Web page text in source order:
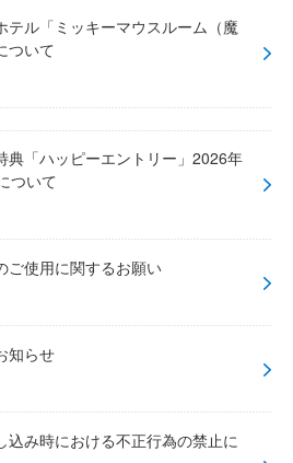
テル「ミッキーマウスルーム（魔
ついて
典「ハッピーエントリー」2026年
ついて
ご使用に関するお願い
知らせ
込み時における不正行為の禁止に